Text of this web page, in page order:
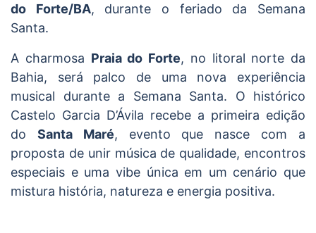
do Forte/BA, durante o feriado da Semana
Santa.
A charmosa Praia do Forte, no litoral norte da
Bahia, será palco de uma nova experiência
musical durante a Semana Santa. O histórico
Castelo Garcia D’Ávila recebe a primeira edição
do Santa Maré, evento que nasce com a
proposta de unir música de qualidade, encontros
especiais e uma vibe única em um cenário que
mistura história, natureza e energia positiva.